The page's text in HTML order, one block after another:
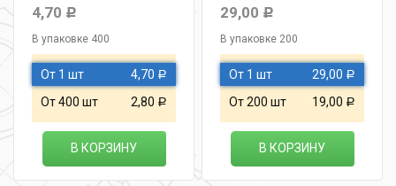
4,70 Р
В упаковке 400
От 1 шт 4,70 Р
От 400 шт 2,80 Р
В КОРЗИНУ
29,00 Р
В упаковке 200
От 1 шт 29,00 Р
От 200 шт 19,00 Р
В КОРЗИНУ